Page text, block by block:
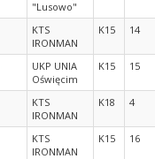
"Lusowo"
KTS
IRONMAN
K15 14
UKP UNIA
Oświęcim
K15 15
KTS
IRONMAN
K18 4
KTS
IRONMAN
K15 16